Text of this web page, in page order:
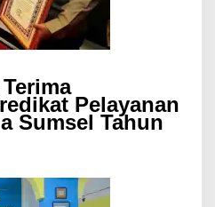
Pelayanan
Sumsel Tahun